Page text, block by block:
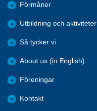
Förmåner
Utbildning och aktiviteter
Så tycker vi
About us (in English)
Föreningar
Kontakt